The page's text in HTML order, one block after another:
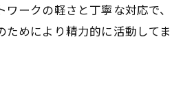
ワークの軽さと丁寧な対応で
めにより精力的に活動してま